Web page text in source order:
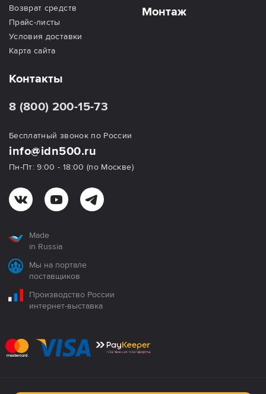
Возврат средств
Прайс-листы
Условия доставки
Карта сайта
Монтаж
Контакты
8 (800) 200-15-73
Бесплатный звонок по России
info@idn500.ru
Пн-Пт: 9:00 - 18:00 (по Москве)
Made
in Russia
Мы на портале
поставщиков
Производство России
интернет-выставка